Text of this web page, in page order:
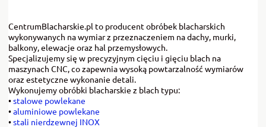
CentrumBlacharskie.pl to producent obróbek blacharskich
wykonywanych na wymiar z przeznaczeniem na dachy, murki,
balkony, elewacje oraz hal przemysłowych.
Specjalizujemy się w precyzyjnym cięciu i gięciu blach na
maszynach CNC, co zapewnia wysoką powtarzalność wymiarów
oraz estetyczne wykonanie detali.
Wykonujemy obróbki blacharskie z blach typu:
•stalowe powlekane
•aluminiowe powlekane
•stali nierdzewnej INOX